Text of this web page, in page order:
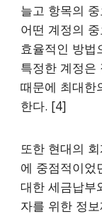
늘고 항목의
어떤 계정의
효율적인 방법
특정한 계정은
때문에 최대한
한다. [4]
또한 현대의
에 중점적이었
대한 세금납부
자를 위한 정